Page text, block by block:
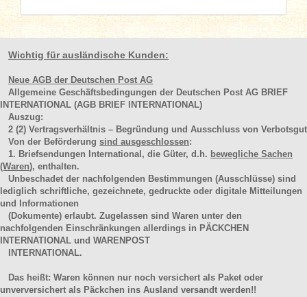
Wichtig für ausländische Kunden:
Neue AGB der Deutschen Post AG
Allgemeine Geschäftsbedingungen der Deutschen Post AG BRIEF
INTERNATIONAL (AGB BRIEF INTERNATIONAL)
Auszug:
2 (2) Vertragsverhältnis – Begründung und Ausschluss von Verbotsgut
Von der Beförderung sind ausgeschlossen:
1. Briefsendungen International, die Güter, d.h. bewegliche Sachen
(Waren), enthalten.
Unbeschadet der nachfolgenden Bestimmungen (Ausschlüsse) sind
lediglich schriftliche, gezeichnete, gedruckte oder digitale Mitteilungen
und Informationen
(Dokumente) erlaubt. Zugelassen sind Waren unter den
nachfolgenden Einschränkungen allerdings in PÄCKCHEN
INTERNATIONAL und WARENPOST
INTERNATIONAL.
Das heißt: Waren können nur noch versichert als Paket oder
unverversichert als Päckchen ins Ausland versandt werden!!